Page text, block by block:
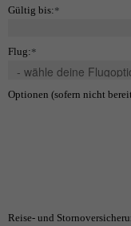
Gültig bis:*
Flug:*
Optionen (sofern nicht
Reise- und